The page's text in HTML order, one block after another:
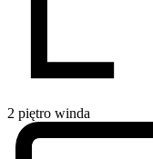
2 piętro winda